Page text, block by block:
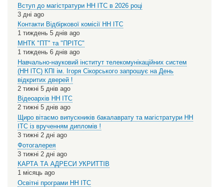
Вступ до магістратури НН ІТС в 2026 році
3 дні ago
Контакти Відбіркової комісії НН ІТС
1 тиждень 5 днів ago
МНТК "ПТ" та "ПРІТС"
1 тиждень 6 днів ago
Навчально-науковий інститут телекомунікаційних систем
(НН ІТС) КПІ ім. Ігоря Сікорського запрошує на День
відкритих дверей !
2 тижні 5 днів ago
Відеоархів НН ІТС
2 тижні 5 днів ago
Щиро вітаємо випускників бакалаврату та магістратури НН
ІТС із врученням дипломів !
3 тижні 2 дні ago
Фотогалерея
3 тижні 2 дні ago
КАРТА ТА АДРЕСИ УКРИТТІВ
1 місяць ago
Освітні програми НН ІТС